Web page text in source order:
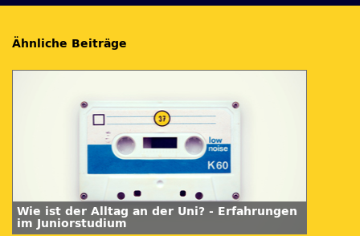
Ähnliche Beiträge
Wie ist der Alltag an der Uni? - Erfahrungen
im Juniorstudium